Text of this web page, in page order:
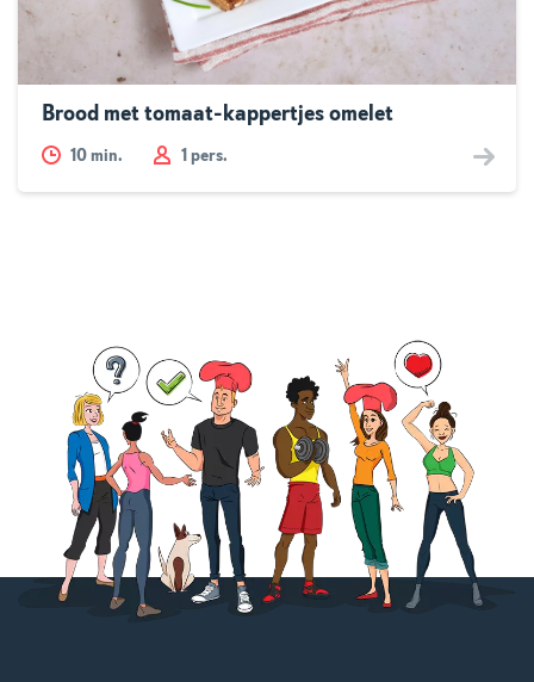
Brood met tomaat-kappertjes omelet
10 min. 1 pers.